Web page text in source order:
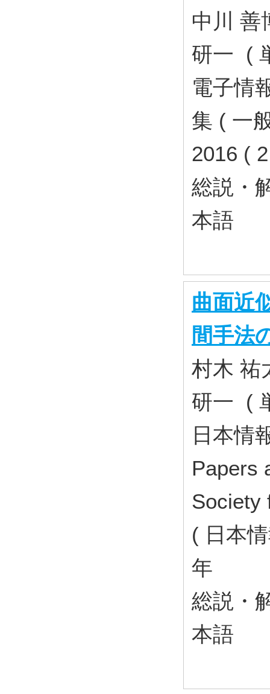
中川 善
研一 (
電子情
集 ( 一
2016 (
総説・
本語
曲面近
間手法
村木 祐
研一 (
日本情
Papers
Society
( 日本
年
総説・
本語